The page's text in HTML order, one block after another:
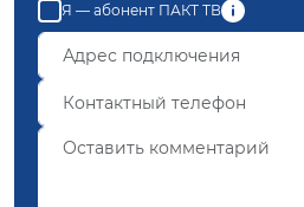
Я — абонент ПАКТ ТВ